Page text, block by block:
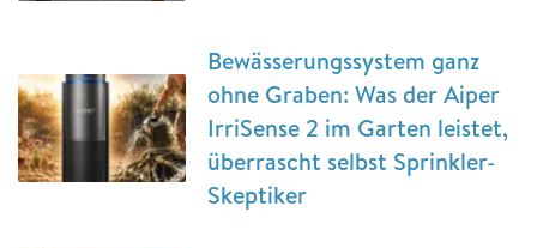
Bewässerungssystem ganz
ohne Graben: Was der Aiper
IrriSense 2 im Garten leistet,
überrascht selbst Sprinkler-
Skeptiker